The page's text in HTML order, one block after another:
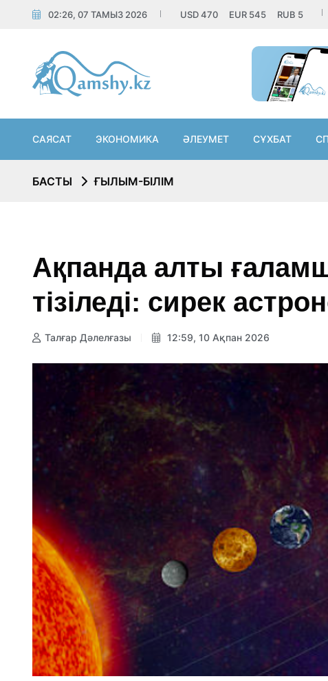
02:26, 07 ТАМЫЗ 2026 USD470 EUR 545 RUB 5
САЯСАТ ЭКОНОМИКА ӘЛЕУМЕТ СҰХБАТ
БАСТЫ ҒЫЛЫМ-БІЛІМ
Ақпанда алты
тізіледі: сирек
Талғар Дәлелғазы 12:59, 10 Ақпан 2026